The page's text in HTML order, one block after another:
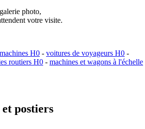
photo,
votre visite.
machines H0 - voitures de voyageurs H0 -
routiers H0 - machines et wagons à l'échelle
et postiers